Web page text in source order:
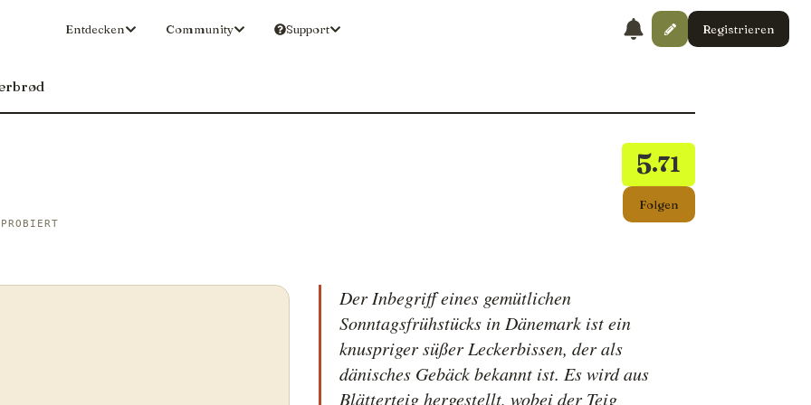
Entdecken Community Support Registrieren
5.71
Folgen
Der Inbegriff eines gemütlichen
Sonntagsfrühstücks in Dänemark ist ein
knuspriger süßer Leckerbissen, der als
dänisches Gebäck bekannt ist. Es wird aus
Blätterteig hergestellt, wobei der Teig